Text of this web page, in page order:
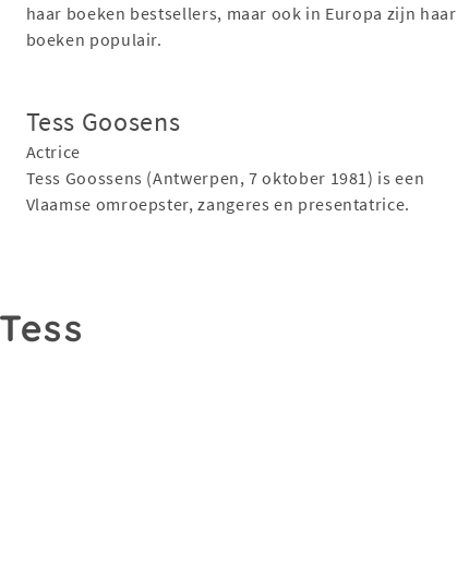
haar boeken bestsellers, maar ook in Europa zijn haar
boeken populair.
Tess Goosens
Actrice
Tess Goossens (Antwerpen, 7 oktober 1981) is een
Vlaamse omroepster, zangeres en presentatrice.